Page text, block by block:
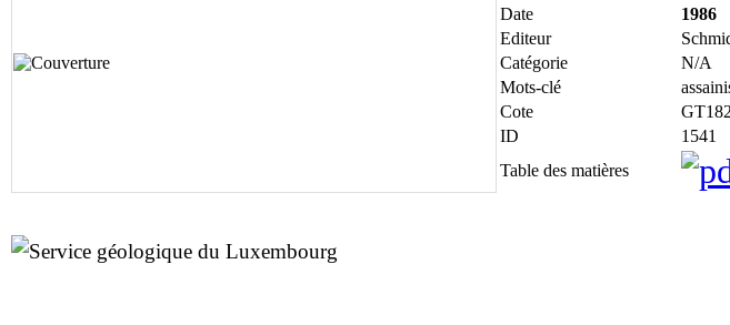
Date
1986
Editeur
Catégorie
N/A
Mots-clé
Cote
GT182
ID
1541
Table des matières